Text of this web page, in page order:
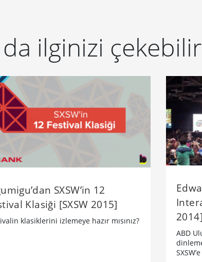
ilginizi çekebilir
SXSW’in 12
Klasiği [SXSW 2015]
klasiklerini izlemeye hazır mısınız?
2014]
ABD